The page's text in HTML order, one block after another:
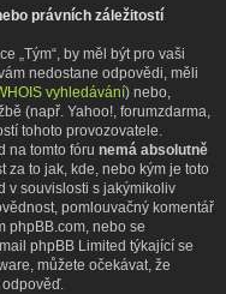
právních záležitostí
„Tým“, by měl být pro vaši
nedostane odpovědi, měli
vyhledávání) nebo,
(např. Yahoo!, forumzdarma,
tohoto provozovatele.
na tomto fóru nemá absolutně
za to jak, kde, nebo kým je toto
v souvislosti s jakýmikoliv
pomlouvačný komentář
phpBB.com, nebo se
phpBB Limited týkající se
můžete očekávat, že